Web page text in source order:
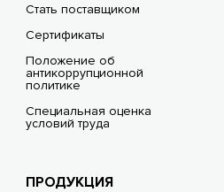
Стать поставщиком
Сертификаты
Положение об
антикоррупционной
политике
Специальная оценка
условий труда
ПРОДУКЦИЯ